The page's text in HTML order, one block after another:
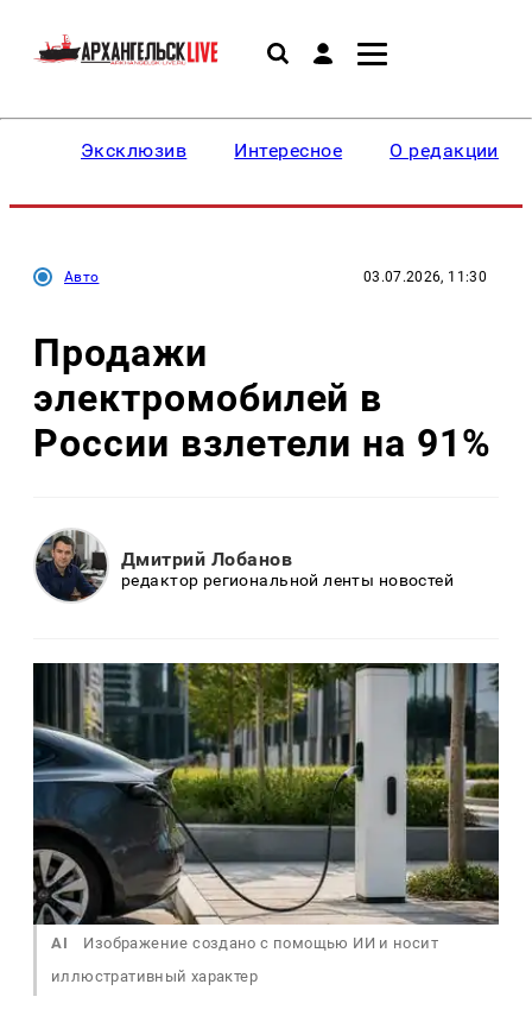
Эксклюзив Интересное О редакции
Авто 03.07.2026, 11:30
Продажи
электромобилей в
России взлетели на 91%
Дмитрий Лобанов
редактор региональной ленты новостей
AI
Изображение создано с помощью ИИ и носит
иллюстративный характер